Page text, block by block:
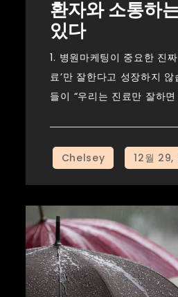
환자와 소통하
있다
1. 병원마케팅이 중요한 진
료’만 잘한다고 성장하지
들이 “우리는 진료만 잘하